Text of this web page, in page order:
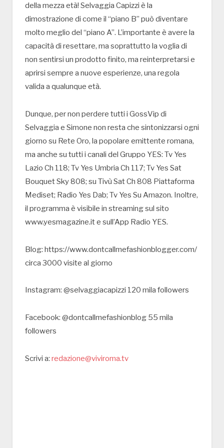
della mezza età! Selvaggia Capizzi è la
dimostrazione di come il “piano B” può diventare
molto meglio del “piano A”. L’importante è avere la
capacità di resettare, ma soprattutto la voglia di
non sentirsi un prodotto finito, ma reinterpretarsi e
aprirsi sempre a nuove esperienze, una regola
valida a qualunque età.
Dunque, per non perdere tutti i GossVip di
Selvaggia e Simone non resta che sintonizzarsi ogni
giorno su Rete Oro, la popolare emittente romana,
ma anche su tutti i canali del Gruppo YES: Tv Yes
Lazio Ch 118; Tv Yes Umbria Ch 117; Tv Yes Sat
Bouquet Sky 808; su Tivù Sat Ch 808 Piattaforma
Mediset; Radio Yes Dab; Tv Yes Su Amazon. Inoltre,
il programma è visibile in streaming sul sito
www.yesmagazine.it e sull’App Radio YES.
Blog: https://www.dontcallmefashionblogger.com/
circa 3000 visite al giorno
Instagram: @selvaggiacapizzi 120 mila followers
Facebook: @dontcallmefashionblog 55 mila
followers
Scrivi a: redazione@viviroma.tv